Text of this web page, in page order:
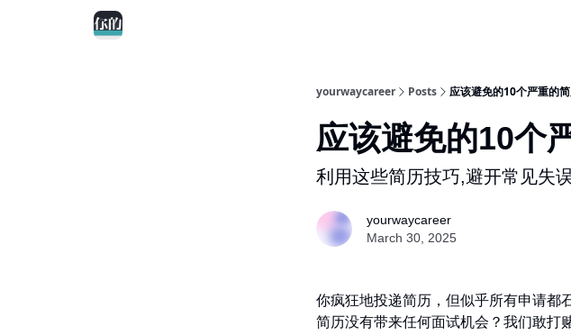
yourwaycareer Posts 应该避免的10个严重的
应该避免的10个
利用这些简历技巧,避开常见失
yourwaycareer
March 30, 2025
你疯狂地投递简历，但似乎所有申请都
简历没有带来任何面试机会？我们敢打